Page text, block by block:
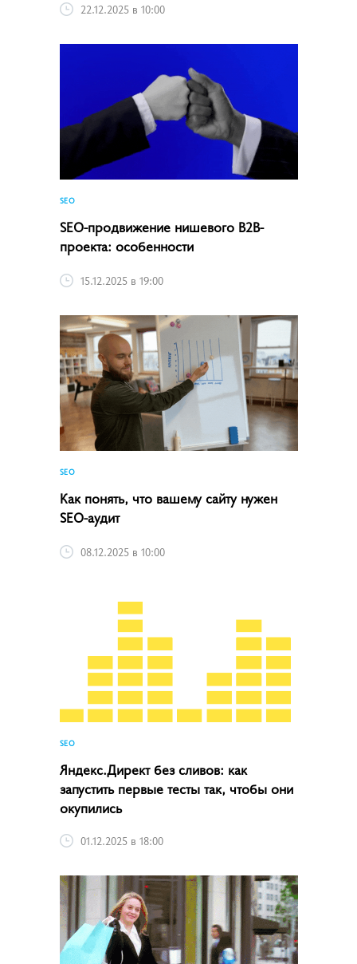
22.12.2025 в 10:00
SEO
SEO-продвижение нишевого B2B-
проекта: особенности
15.12.2025 в 19:00
SEO
Как понять, что вашему сайту нужен
SEO-аудит
08.12.2025 в 10:00
SEO
Яндекс.Директ без сливов: как
запустить первые тесты так, чтобы они
окупились
01.12.2025 в 18:00